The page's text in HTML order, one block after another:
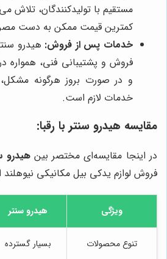
مستقیم با تولیدکنندگان، تلاش
کمترین قیمت ممکن به دست
خدمات پس از فروش: هیدرو
فروش و پشتیبانی فنی، همواره
و در صورت بروز هرگونه مشکل،
خدمات لازم است.
مقایسه هیدرو سنتر با رقبا:
در اینجا مقایسه‌ای مختصر بینهیدرو
فروش لوازم یدکی بیل مکانیکی نیوهلند
ویژگی هیدرو سنتر
تنوع محصولات بسیار گسترده